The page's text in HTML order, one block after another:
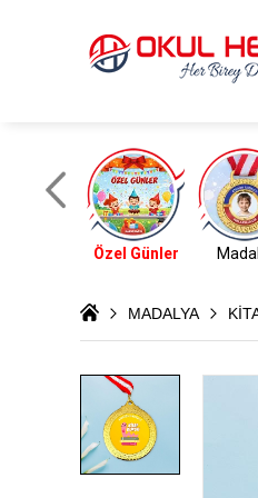
Özel Günler
MADALYA